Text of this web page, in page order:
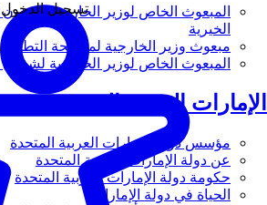
المبعوث الخاص لوزير الخارجية لشؤون
الخيرية
مبعوث وزير الخارجية لمكافحة التطرف
المبعوث الخاص لوزير الخارجية لشؤون
الإمارات العربية المتحدة
مؤسس دولة الإمارات العربية المتحدة
عن دولة الإمارات العربية المتحدة
حكومة دولة الإمارات العربية المتحدة
الحياة في دولة الإمارات
تسجيل الدخول